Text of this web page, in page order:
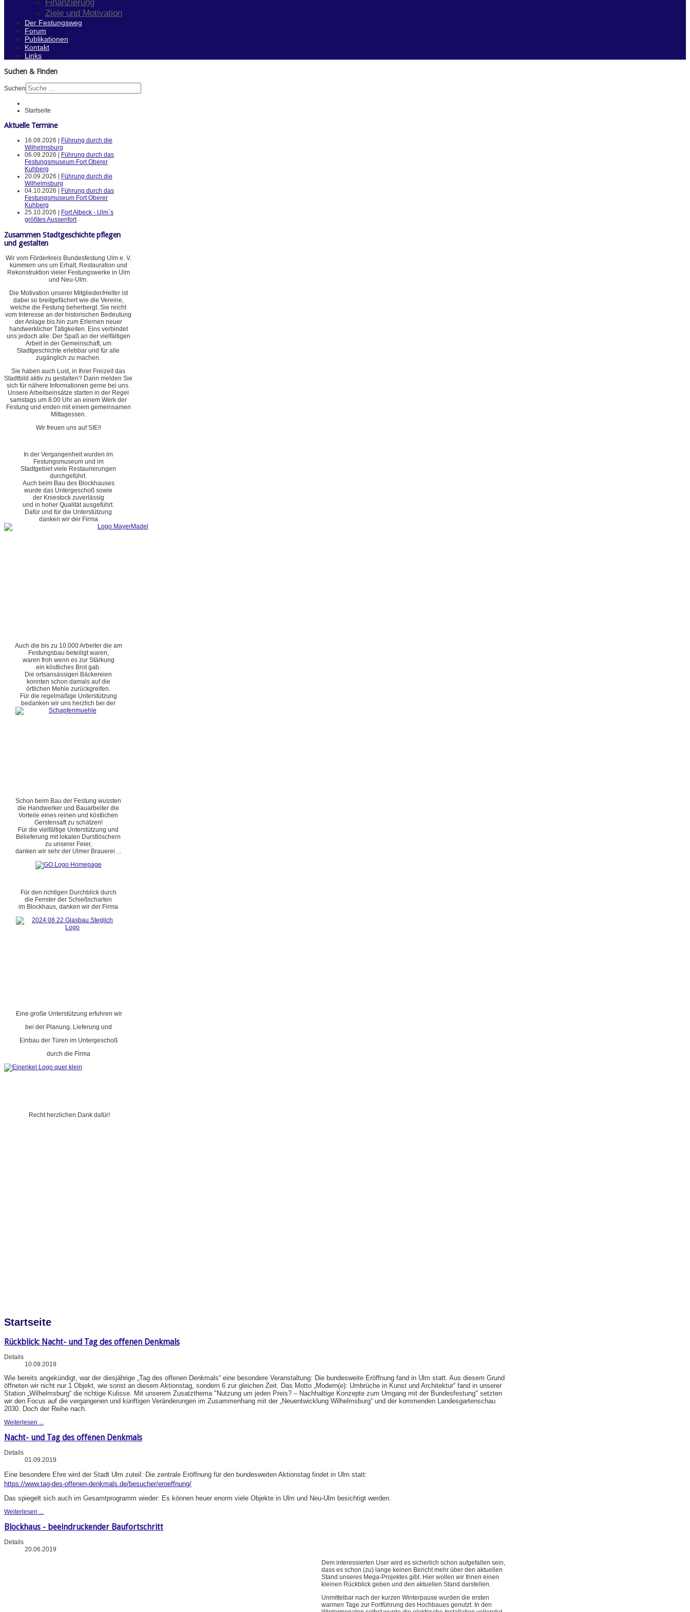
Finanzierung
Ziele und Motivation
Der Festungsweg
Forum
Publikationen
Kontakt
Links
Suchen & Finden
Suchen
Startseite
Aktuelle Termine
16.08.2026 |
Führung durch die
Wilhelmsburg
06.09.2026 |
Führung durch das
Festungsmuseum Fort Oberer
Kuhberg
20.09.2026 |
Führung durch die
Wilhelmsburg
04.10.2026 |
Führung durch das
Festungsmuseum Fort Oberer
Kuhberg
25.10.2026 |
Fort Albeck - Ulm`s
größtes Aussenfort
Zusammen Stadtgeschichte pflegen
und gestalten
Wir vom Förderkreis Bundesfestung Ulm e. V.
kümmern uns um Erhalt, Restauration und
Rekonstruktion vieler Festungswerke in Ulm
und Neu-Ulm.
Die Motivation unserer Mitglieder/Helfer ist
dabei so breitgefächert wie die Vereine,
welche die Festung beherbergt. Sie reicht
vom Interesse an der historischen Bedeutung
der Anlage bis hin zum Erlernen neuer
handwerklicher Tätigkeiten. Eins verbindet
uns jedoch alle: Der Spaß an der vielfältigen
Arbeit in der Gemeinschaft, um
Stadtgeschichte erlebbar und für alle
zugänglich zu machen.
Sie haben auch Lust, in Ihrer Freizeit das
Stadtbild aktiv zu gestalten? Dann melden Sie
sich für nähere Informationen gerne bei uns.
Unsere Arbeitseinsätze starten in der Regel
samstags um 8:00 Uhr an einem Werk der
Festung und enden mit einem gemeinsamen
Mittagessen.
Wir freuen uns auf SIE!!
In der Vergangenheit wurden im
Festungsmuseum und im
Stadtgebiet viele Restaurierungen
durchgeführt.
Auch beim Bau des Blockhauses
wurde das Untergeschoß sowie
der Kniestock zuverlässig
und in hoher Qualität ausgeführt.
Dafür und für die Unterstützung
danken wir der Firma
Auch die bis zu 10.000 Arbeiter die am
Festungsbau beteiligt waren,
waren froh wenn es zur Stärkung
ein köstliches Brot gab.
Die ortsansässigen Bäckereien
konnten schon damals auf die
örtlichen Mehle zurückgreifen.
Für die regelmäßige Unterstützung
bedanken wir uns herzlich bei der
Schon beim Bau der Festung wussten
die Handwerker und Bauarbeiter die
Vorteile eines reinen und köstlichen
Gerstensaft zu schätzen!
Für die vielfältige Unterstützung und
Belieferung mit lokalen Durstlöschern
zu unserer Feier,
danken wir sehr der Ulmer Brauerei ...
Für den richtigen Durchblick durch
die Fenster der Schießscharten
im Blockhaus, danken wir der Firma
Eine große Unterstützung erfuhren wir
bei der Planung, Lieferung und
Einbau der Türen im Untergeschoß
durch die Firma
Recht herzlichen Dank dafür!
Startseite
Rückblick: Nacht- und Tag des offenen Denkmals
Details
10.09.2019
Wie bereits angekündigt, war der diesjährige „Tag des offenen Denkmals“ eine besondere Veranstaltung: Die bundesweite Eröffnung fand in Ulm statt. Aus diesem Grund
öffneten wir nicht nur 1 Objekt, wie sonst an diesem Aktionstag, sondern 6 zur gleichen Zeit. Das Motto „Modern(e): Umbrüche in Kunst und Architektur“ fand in unserer
Station „Wilhelmsburg“ die richtige Kulisse. Mit unserem Zusatzthema "Nutzung um jeden Preis? – Nachhaltige Konzepte zum Umgang mit der Bundesfestung" setzten
wir den Focus auf die vergangenen und künftigen Veränderungen im Zusammenhang mit der „Neuentwicklung Wilhelmsburg“ und der kommenden Landesgartenschau
2030. Doch der Reihe nach.
Weiterlesen ...
Nacht- und Tag des offenen Denkmals
Details
01.09.2019
Eine besondere Ehre wird der Stadt Ulm zuteil: Die zentrale Eröffnung für den bundesweiten Aktionstag findet in Ulm statt:
https://www.tag-des-offenen-denkmals.de/besucher/eroeffnung/
Das spiegelt sich auch im Gesamtprogramm wieder: Es können heuer enorm viele Objekte in Ulm und Neu-Ulm besichtigt werden.
Weiterlesen ...
Blockhaus - beeindruckender Baufortschritt
Details
20.06.2019
Dem interessierten User wird es sicherlich schon aufgefallen sein,
dass es schon (zu) lange keinen Bericht mehr über den aktuellen
Stand unseres Mega-Projektes gibt. Hier wollen wir Ihnen einen
kleinen Rückblick geben und den aktuellen Stand darstellen.
Unmittelbar nach der kurzen Winterpause wurden die ersten
warmen Tage zur Fortführung des Hochbaues genutzt. In den